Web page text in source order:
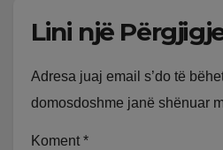
Lini një
Adresa juaj email s’do të
domosdoshme janë shënuar
Koment *